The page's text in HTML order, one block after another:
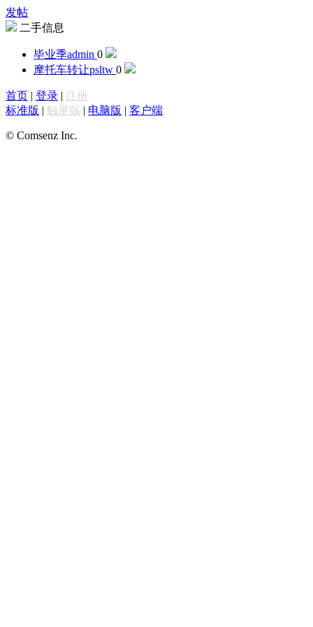
发帖
二手信息
毕业季admin 0
摩托车转让psltw 0
首页 | 登录 | 注册
标准版 | 触屏版 | 电脑版 | 客户端
© Comsenz Inc.